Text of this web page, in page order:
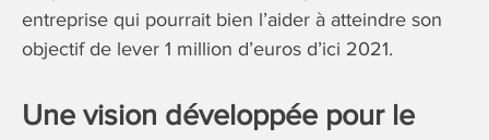
entreprise qui pourrait bien l’aider à atteindre son
objectif de lever 1 million d’euros d’ici 2021.
Une vision développée pour le